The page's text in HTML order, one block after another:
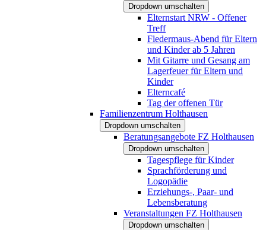
Dropdown umschalten
Elternstart NRW - Offener
Treff
Fledermaus-Abend für Eltern
und Kinder ab 5 Jahren
Mit Gitarre und Gesang am
Lagerfeuer für Eltern und
Kinder
Elterncafé
Tag der offenen Tür
Familienzentrum Holthausen
Dropdown umschalten
Beratungsangebote FZ Holthausen
Dropdown umschalten
Tagespflege für Kinder
Sprachförderung und
Logopädie
Erziehungs-, Paar- und
Lebensberatung
Veranstaltungen FZ Holthausen
Dropdown umschalten